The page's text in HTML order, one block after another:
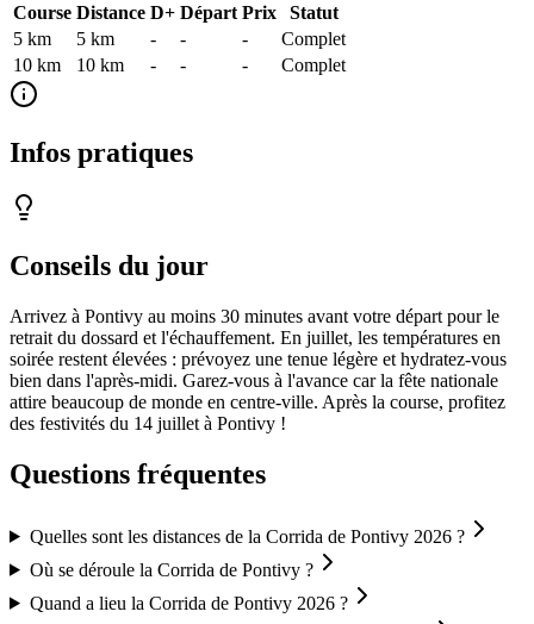
Course Distance D+ Départ Prix
Statut
5 km
5 km - - -
Complet
10 km
10 km - - - Complet
Infos pratiques
Conseils du jour
Arrivez à Pontivy au moins 30 minutes avant votre départ pour le
retrait du dossard et l'échauffement. En juillet, les températures en
soirée restent élevées : prévoyez une tenue légère et hydratez-vous
bien dans l'après-midi. Garez-vous à l'avance car la fête nationale
attire beaucoup de monde en centre-ville. Après la course, profitez
des festivités du 14 juillet à Pontivy !
Questions fréquentes
Quelles sont les distances de la Corrida de Pontivy 2026 ?
Où se déroule la Corrida de Pontivy ?
Quand a lieu la Corrida de Pontivy 2026 ?